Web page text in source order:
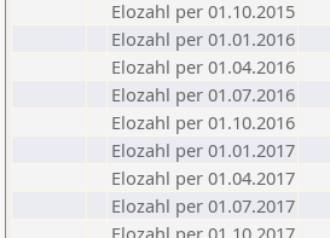
Elozahl per 01.10.2015
Elozahl per 01.01.2016
Elozahl per 01.04.2016
Elozahl per 01.07.2016
Elozahl per 01.10.2016
Elozahl per 01.01.2017
Elozahl per 01.04.2017
Elozahl per 01.07.2017
Elozahl per 01.10.2017